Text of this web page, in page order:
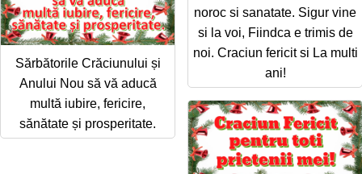
noroc si sanatate. Sigur vine
si la voi, Fiindca e trimis de
noi. Craciun fericit si La multi
ani!
Sărbătorile Crăciunului și
Anului Nou să vă aducă
multă iubire, fericire,
sănătate și prosperitate.